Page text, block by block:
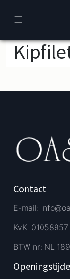
☰
Contact
E-mail:
KvK: 01058957
BTW nr: NL